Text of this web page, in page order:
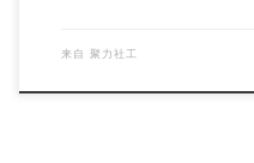
来自 聚力社工